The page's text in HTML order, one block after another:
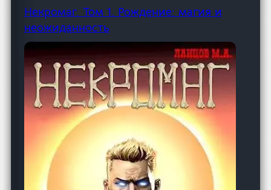
Некромаг. Том 1. Рождение: магия и
неожиданность